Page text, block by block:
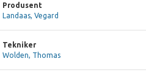
Produsent
Landaas, Vegard
Tekniker
Wolden, Thomas